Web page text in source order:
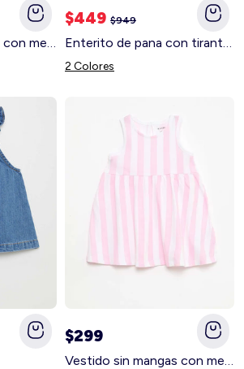
Vestido sin mangas con mensaje AZUL
$449 $949
Enterito de pana con tirantes BEIGE
2 Colores
$299